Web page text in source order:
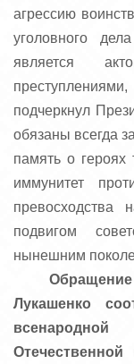
агрессию
уголовного
является
подчеркнул
обязаны всегда
память о
иммунитет
превосходства
подвигом
нынешним
Обращение
Лукашенко